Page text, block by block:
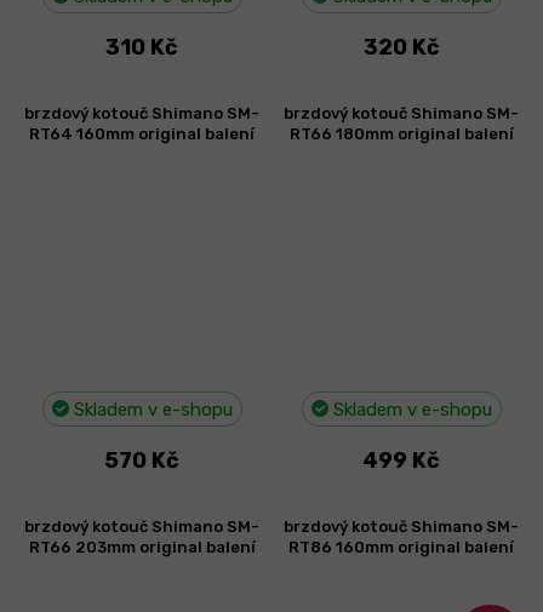
310 Kč 320 Kč
brzdový kotouč Shimano SM-
RT64 160mm original balení
Skladem v e-shopu
570 Kč
brzdový kotouč Shimano SM-
RT66 180mm original balení
Skladem v e-shopu
499 Kč
brzdový kotouč Shimano SM-
RT66 203mm original balení
brzdový kotouč Shimano SM-
RT86 160mm original balení